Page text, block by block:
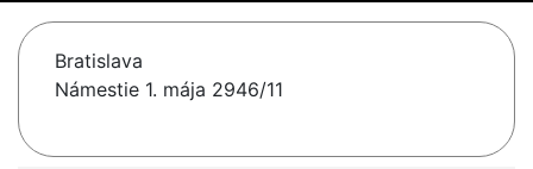
Bratislava
Námestie 1. mája 2946/11